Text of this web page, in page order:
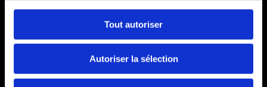
Tout autoriser
Autoriser la sélection
TRADUCTEUR ASSERMENTÉ AVEC 20
ANS D'EXPÉRIENCE
précision des textes du polonais vers le